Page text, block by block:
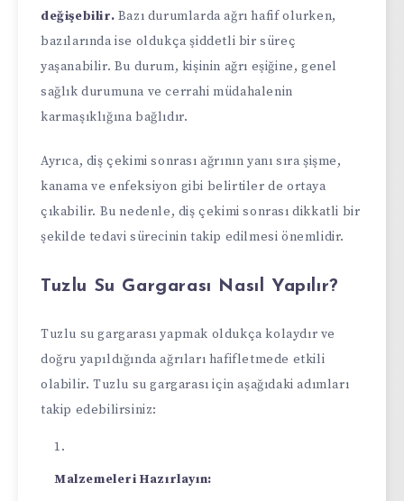
değişebilir. Bazı durumlarda ağrı hafif olurken,
bazılarında ise oldukça şiddetli bir süreç
yaşanabilir. Bu durum, kişinin ağrı eşiğine, genel
sağlık durumuna ve cerrahi müdahalenin
karmaşıklığına bağlıdır.
Ayrıca, diş çekimi sonrası ağrının yanı sıra şişme,
kanama ve enfeksiyon gibi belirtiler de ortaya
çıkabilir. Bu nedenle, diş çekimi sonrası dikkatli bir
şekilde tedavi sürecinin takip edilmesi önemlidir.
Tuzlu Su Gargarası Nasıl Yapılır?
Tuzlu su gargarası yapmak oldukça kolaydır ve
doğru yapıldığında ağrıları hafifletmede etkili
olabilir. Tuzlu su gargarası için aşağıdaki adımları
takip edebilirsiniz:
Malzemeleri Hazırlayın: